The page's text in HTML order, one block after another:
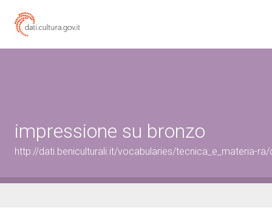
impressione su bronzo
http://dati.beniculturali.it/vocabularies/tecnica_e_materia-